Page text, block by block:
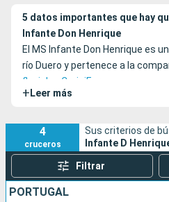
5 datos importantes que hay
Infante Don Henrique
El MS Infante Don Henrique es
río Duero y pertenece a la
fluviales CroisiEurope
+ Leer más
4
cruceros
Sus criterios de
Infante D
Filtrar
PORTUGAL